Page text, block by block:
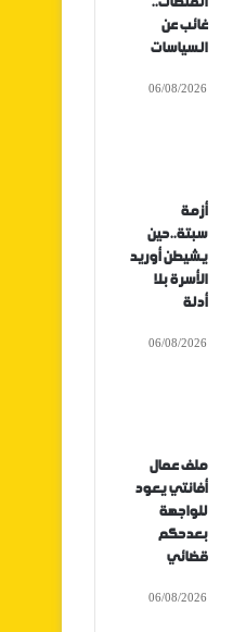
غائب عن
السياسات
06/08/2026
أزمة
سبتة..حين
يشيطن أوريد
الأسرة بلا
أدلة
06/08/2026
ملف عمال
أفانتي يعود
للواجهة
بعدحكم
قضائي
06/08/2026